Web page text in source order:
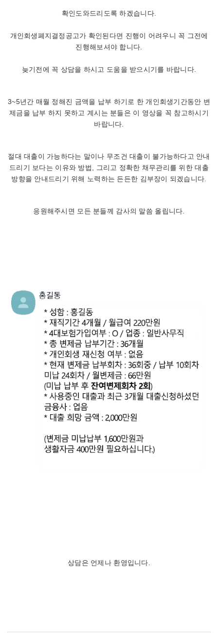
확인도와드리도록 하겠습니다.
개인회생폐지결정공고가 확인된다면 진행이 어려우니 꼭 그전에
진행해보셔야 합니다.
늦기전에 꼭 상담을 하시고 도움을 받으시기를 바랍니다.
3~5년간 매월 정해진 금액을 납부 하기로 한 개인회생기간동안 변
제금을 납부 하지 못하고 계시는 분들은 이 영상을 꼭 참고하시기
바랍니다.
절대 대출이 가능하다는 말이나 무조건 대출이 불가능하다고 안내
드리기 보다는 이유와 방법, 그리고 정확한 채무관리를 위한 대출
방향을 안내드리기 위해 노력하는 든든한 김부장이 되겠습니다.
응원해주시면 모든 분들께 감사의 말씀 올립니다.
상담은 언제나 환영입니다.